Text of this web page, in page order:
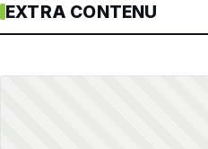
EXTRA CONTENU